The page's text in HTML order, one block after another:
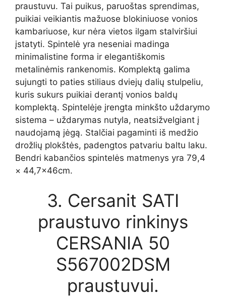
praustuvu. Tai puikus, paruoštas sprendimas,
puikiai veikiantis mažuose blokiniuose vonios
kambariuose, kur nėra vietos ilgam stalviršiui
įstatyti. Spintelė yra neseniai madinga
minimalistine forma ir elegantiškomis
metalinėmis rankenomis. Komplektą galima
sujungti to paties stiliaus dviejų dalių stulpeliu,
kuris sukurs puikiai derantį vonios baldų
komplektą. Spintelėje įrengta minkšto uždarymo
sistema – uždarymas nutyla, neatsižvelgiant į
naudojamą jėgą. Stalčiai pagaminti iš medžio
drožlių plokštės, padengtos patvariu baltu laku.
Bendri kabančios spintelės matmenys yra 79,4
× 44,7x46cm.
3. Cersanit SATI
praustuvo rinkinys
CERSANIA 50
S567002DSM
praustuvui.